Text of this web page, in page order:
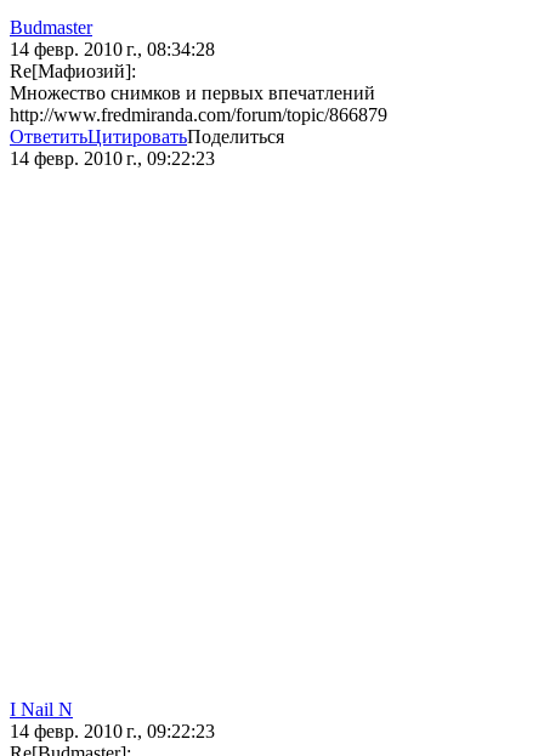
Budmaster
14 февр. 2010 г., 08:34:28
Re[Мафиозий]:
Множество снимков и первых впечатлений
http://www.fredmiranda.com/forum/topic/866879
ОтветитьЦитироватьПоделиться
14 февр. 2010 г., 09:22:23
I Nail N
14 февр. 2010 г., 09:22:23